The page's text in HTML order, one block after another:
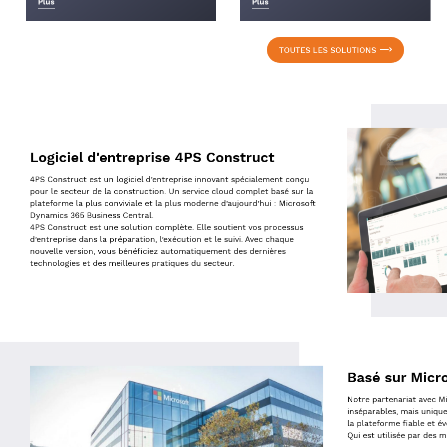
Plus Plus
TOUTES LES SOLUTIONS
Logiciel d'entreprise 4PS Construct
4PS Construct est un logiciel d’entreprise innovant spécialement conçu
pour le secteur de la construction. Un service cloud complet basé sur la
plateforme la plus conviviale et la plus moderne d’aujourd’hui : Microsoft
Dynamics 365 Business Central.
4PS Construct est une solution complète. Elle soutient vos processus
d’entreprise dans la préparation, l’exécution et le suivi. Avec chaque
nouvelle version, vous bénéficiez automatiquement des dernières
technologies et des meilleures pratiques du secteur.
Basé sur
Notre partenariat avec
inséparables, mais
la plateforme fiable et
Qui est utilisée par des